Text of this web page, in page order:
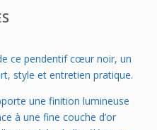
qui veut un accessoire
ce pendentif cœur noir, un
style et entretien pratique.
une finition lumineuse
à une fine couche d’or